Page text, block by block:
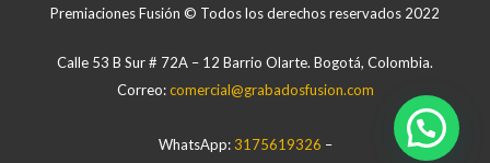
Premiaciones Fusión © Todos los derechos reservados 2022
Calle 53 B Sur # 72A – 12 Barrio Olarte. Bogotá, Colombia.
Correo:comercial@grabadosfusion.com
WhatsApp: 3175619326 –